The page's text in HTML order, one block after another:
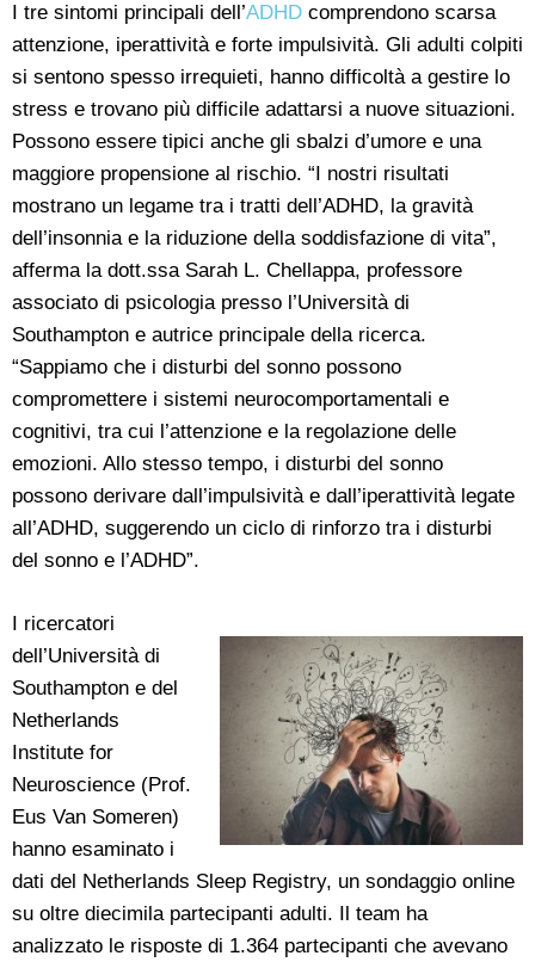
I tre sintomi principali dell’ADHD comprendono scarsa
attenzione, iperattività e forte impulsività. Gli adulti colpiti
si sentono spesso irrequieti, hanno difficoltà a gestire lo
stress e trovano più difficile adattarsi a nuove situazioni.
Possono essere tipici anche gli sbalzi d’umore e una
maggiore propensione al rischio. “I nostri risultati
mostrano un legame tra i tratti dell’ADHD, la gravità
dell’insonnia e la riduzione della soddisfazione di vita”,
afferma la dott.ssa Sarah L. Chellappa, professore
associato di psicologia presso l’Università di
Southampton e autrice principale della ricerca.
“Sappiamo che i disturbi del sonno possono
compromettere i sistemi neurocomportamentali e
cognitivi, tra cui l’attenzione e la regolazione delle
emozioni. Allo stesso tempo, i disturbi del sonno
possono derivare dall’impulsività e dall’iperattività legate
all’ADHD, suggerendo un ciclo di rinforzo tra i disturbi
del sonno e l’ADHD”.
I ricercatori
dell’Università di
Southampton e del
Netherlands
Institute for
Neuroscience (Prof.
Eus Van Someren)
hanno esaminato i
dati del Netherlands Sleep Registry, un sondaggio online
su oltre diecimila partecipanti adulti. Il team ha
analizzato le risposte di 1.364 partecipanti che avevano